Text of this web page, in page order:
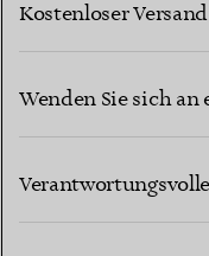
Kostenloser
Wenden Sie sich